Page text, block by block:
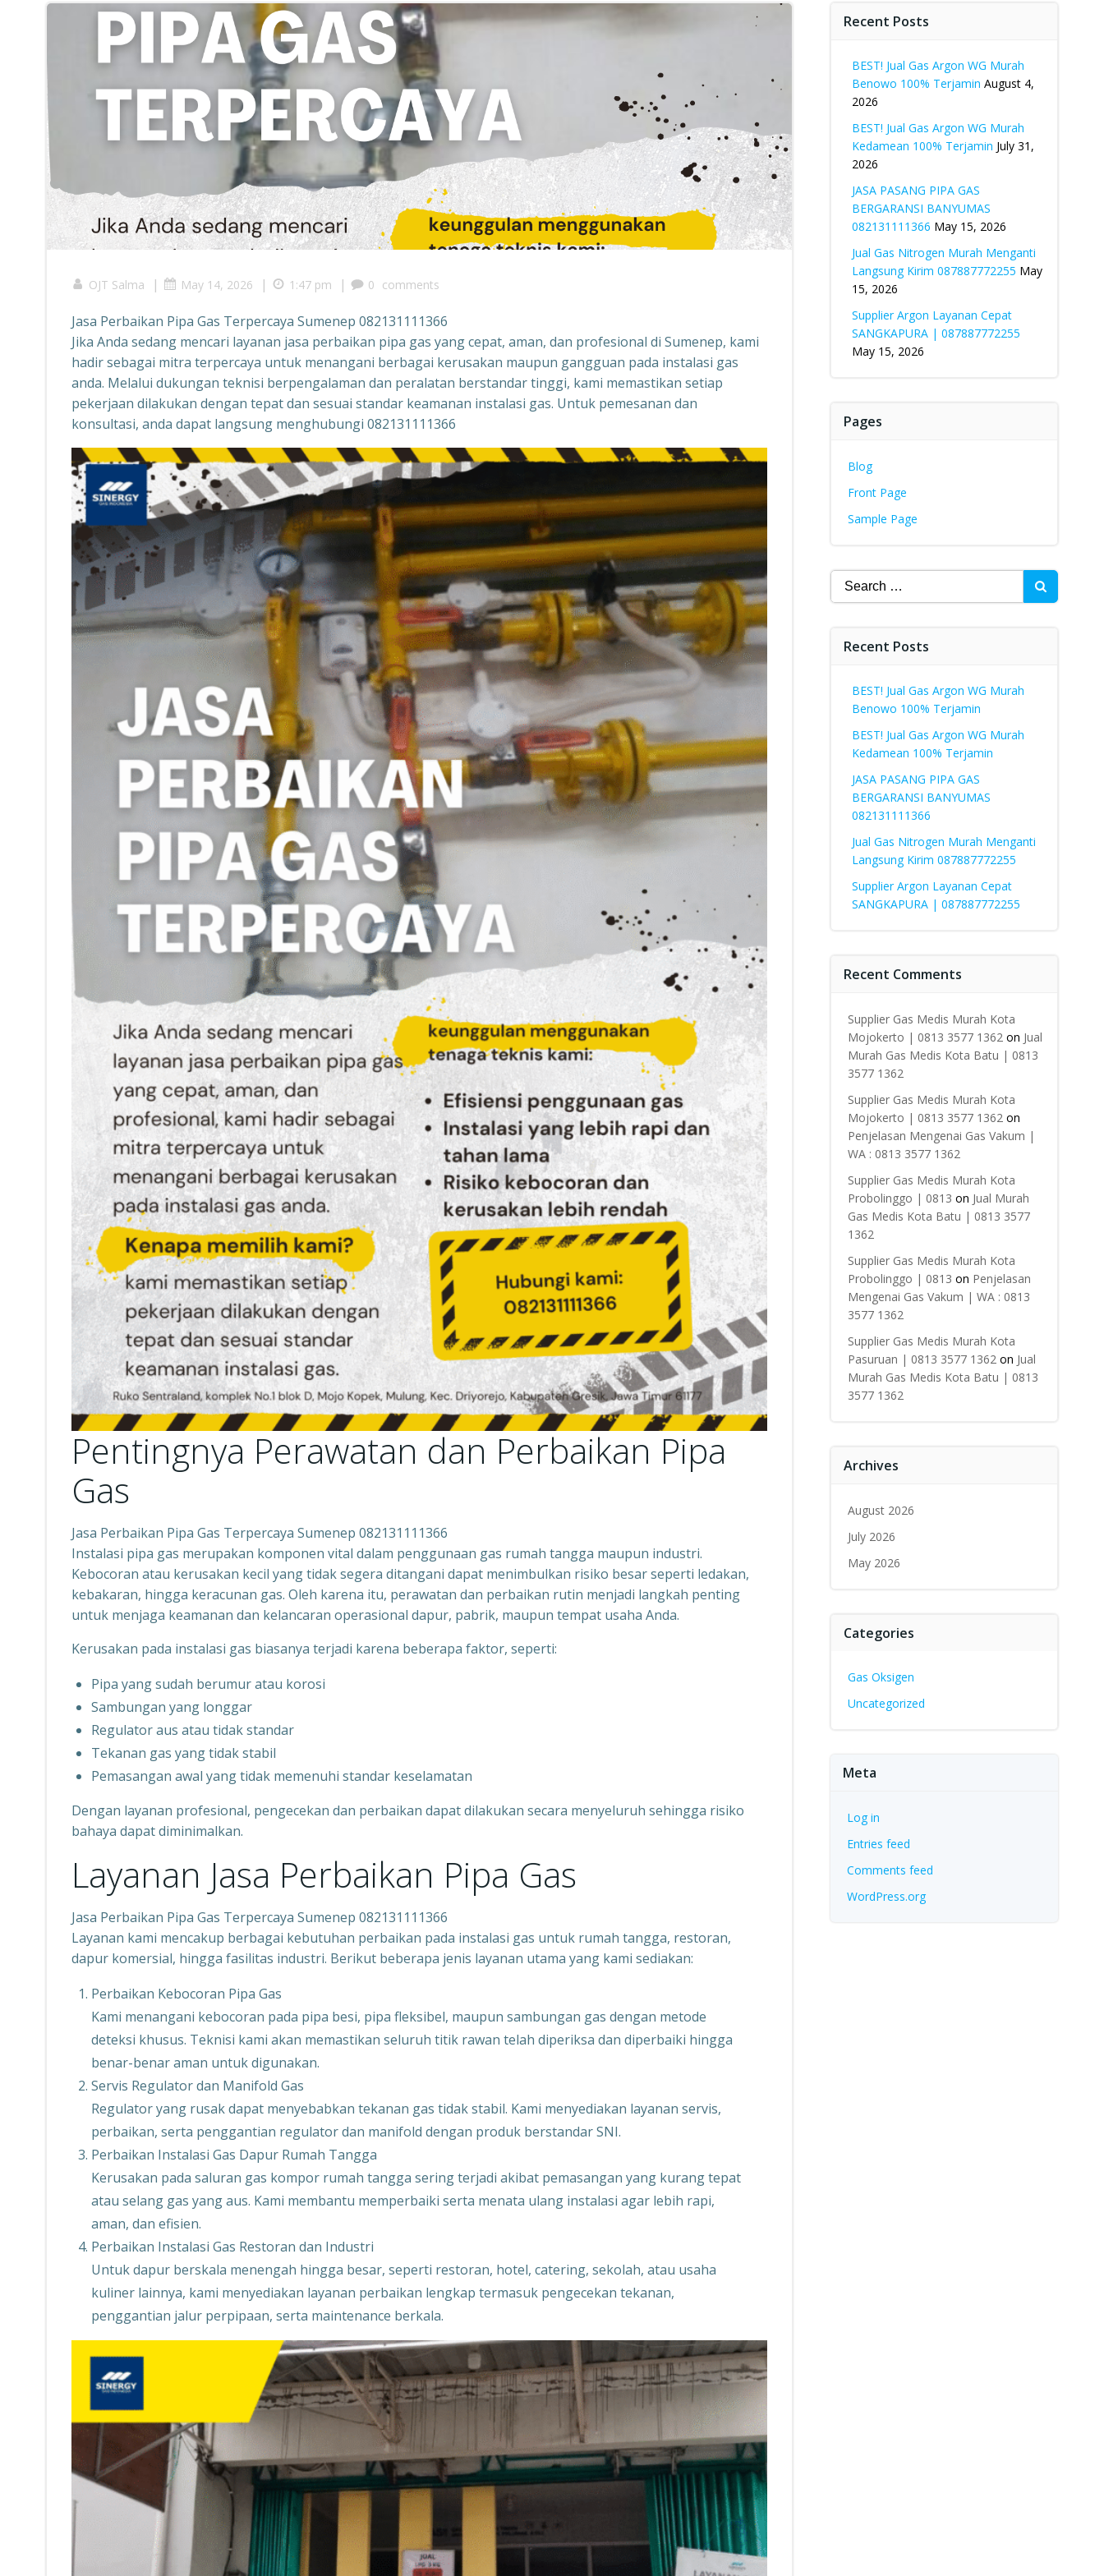
OJT Salma | May 14, 2026 | 1:47 pm | 0 comments
Jasa Perbaikan Pipa Gas Terpercaya Sumenep 082131111366
Jika Anda sedang mencari layanan jasa perbaikan pipa gas yang cepat, aman, dan profesional di Sumenep, kami
hadir sebagai mitra terpercaya untuk menangani berbagai kerusakan maupun gangguan pada instalasi gas
anda. Melalui dukungan teknisi berpengalaman dan peralatan berstandar tinggi, kami memastikan setiap
pekerjaan dilakukan dengan tepat dan sesuai standar keamanan instalasi gas. Untuk pemesanan dan
konsultasi, anda dapat langsung menghubungi 082131111366
Pentingnya Perawatan dan Perbaikan Pipa
Gas
Jasa Perbaikan Pipa Gas Terpercaya Sumenep 082131111366
Instalasi pipa gas merupakan komponen vital dalam penggunaan gas rumah tangga maupun industri.
Kebocoran atau kerusakan kecil yang tidak segera ditangani dapat menimbulkan risiko besar seperti ledakan,
kebakaran, hingga keracunan gas. Oleh karena itu, perawatan dan perbaikan rutin menjadi langkah penting
untuk menjaga keamanan dan kelancaran operasional dapur, pabrik, maupun tempat usaha Anda.
Kerusakan pada instalasi gas biasanya terjadi karena beberapa faktor, seperti:
Pipa yang sudah berumur atau korosi
Sambungan yang longgar
Regulator aus atau tidak standar
Tekanan gas yang tidak stabil
Pemasangan awal yang tidak memenuhi standar keselamatan
Dengan layanan profesional, pengecekan dan perbaikan dapat dilakukan secara menyeluruh sehingga risiko
bahaya dapat diminimalkan.
Layanan Jasa Perbaikan Pipa Gas
Jasa Perbaikan Pipa Gas Terpercaya Sumenep 082131111366
Layanan kami mencakup berbagai kebutuhan perbaikan pada instalasi gas untuk rumah tangga, restoran,
dapur komersial, hingga fasilitas industri. Berikut beberapa jenis layanan utama yang kami sediakan:
Perbaikan Kebocoran Pipa Gas
Kami menangani kebocoran pada pipa besi, pipa fleksibel, maupun sambungan gas dengan metode
deteksi khusus. Teknisi kami akan memastikan seluruh titik rawan telah diperiksa dan diperbaiki hingga
benar-benar aman untuk digunakan.
Servis Regulator dan Manifold Gas
Regulator yang rusak dapat menyebabkan tekanan gas tidak stabil. Kami menyediakan layanan servis,
perbaikan, serta penggantian regulator dan manifold dengan produk berstandar SNI.
Perbaikan Instalasi Gas Dapur Rumah Tangga
Kerusakan pada saluran gas kompor rumah tangga sering terjadi akibat pemasangan yang kurang tepat
atau selang gas yang aus. Kami membantu memperbaiki serta menata ulang instalasi agar lebih rapi,
aman, dan efisien.
Perbaikan Instalasi Gas Restoran dan Industri
Untuk dapur berskala menengah hingga besar, seperti restoran, hotel, catering, sekolah, atau usaha
kuliner lainnya, kami menyediakan layanan perbaikan lengkap termasuk pengecekan tekanan,
penggantian jalur perpipaan, serta maintenance berkala.
Recent Posts
BEST! Jual Gas Argon WG Murah
Benowo 100% Terjamin August 4,
2026
BEST! Jual Gas Argon WG Murah
Kedamean 100% Terjamin July 31,
2026
JASA PASANG PIPA GAS
BERGARANSI BANYUMAS
082131111366 May 15, 2026
Jual Gas Nitrogen Murah Menganti
Langsung Kirim 087887772255 May
15, 2026
Supplier Argon Layanan Cepat
SANGKAPURA | 087887772255
May 15, 2026
Pages
Blog
Front Page
Sample Page
Search
for:
Recent Posts
BEST! Jual Gas Argon WG Murah
Benowo 100% Terjamin
BEST! Jual Gas Argon WG Murah
Kedamean 100% Terjamin
JASA PASANG PIPA GAS
BERGARANSI BANYUMAS
082131111366
Jual Gas Nitrogen Murah Menganti
Langsung Kirim 087887772255
Supplier Argon Layanan Cepat
SANGKAPURA | 087887772255
Recent Comments
Supplier Gas Medis Murah Kota
Mojokerto | 0813 3577 1362on Jual
Murah Gas Medis Kota Batu | 0813
3577 1362
Supplier Gas Medis Murah Kota
Mojokerto | 0813 3577 1362on
Penjelasan Mengenai Gas Vakum |
WA : 0813 3577 1362
Supplier Gas Medis Murah Kota
Probolinggo | 0813 on Jual Murah
Gas Medis Kota Batu | 0813 3577
1362
Supplier Gas Medis Murah Kota
Probolinggo | 0813 on Penjelasan
Mengenai Gas Vakum | WA : 0813
3577 1362
Supplier Gas Medis Murah Kota
Pasuruan | 0813 3577 1362on Jual
Murah Gas Medis Kota Batu | 0813
3577 1362
Archives
August 2026
July 2026
May 2026
Categories
Gas Oksigen
Uncategorized
Meta
Log in
Entries feed
Comments feed
WordPress.org